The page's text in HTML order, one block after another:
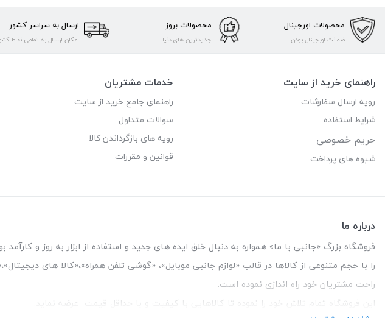
محصولات اورجینال
ضمانت اورجینال بودن
محصولات بروز
جدیدترین های دنیا
ارسال به سراسر کشور
امکان ارسال به تمامی نقاط
راهنمای خرید از سایت
رویه ارسال سفارشات
شرایط استفاده
حریم خصوصی
شیوه های پرداخت
خدمات مشتریان
راهنمای جامع خرید از سایت
سوالات متداول
رویه های بازگرداندن کالا
قوانین و مقررات
درباره ما
فروشگاه بزرگ «جانبی با ما» همواره به دنبال خلق ایده های جدید و استفاده از ابزار به روز و کارآمد
را با حجم متنوعی از کالاها در قالب «لوازم جانبی موبایل»، «گوشی تلفن همراه»،«کالا های
راحت مشتریان خود راه اندازی نموده است.
این فروشگاه تمام تلاش خود را نموده تا کالاهایی با کیفیت و با حداقل قیمت عرضه نماید.